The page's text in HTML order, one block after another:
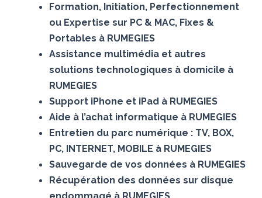
Formation, Initiation, Perfectionnement
ou Expertise sur PC & MAC, Fixes &
Portables à RUMEGIES
Assistance multimédia et autres
solutions technologiques à domicile à
RUMEGIES
Support iPhone et iPad à RUMEGIES
Aide à l’achat informatique à RUMEGIES
Entretien du parc numérique : TV, BOX,
PC, INTERNET, MOBILE à RUMEGIES
Sauvegarde de vos données à RUMEGIES
Récupération des données sur disque
endommagé à RUMEGIES